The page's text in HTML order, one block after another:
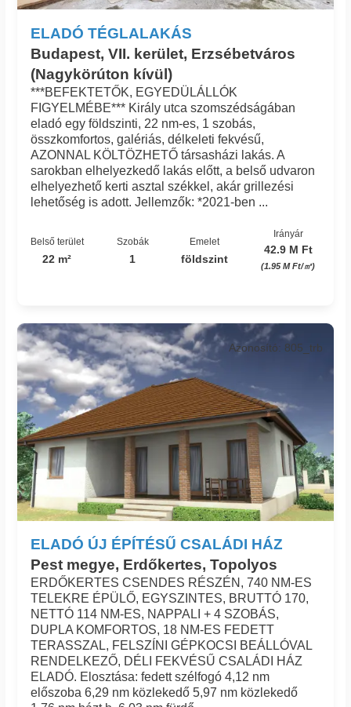
ELADÓ TÉGLALAKÁS
Budapest, VII. kerület, Erzsébetváros
(Nagykörúton kívül)
***BEFEKTETŐK, EGYEDÜLÁLLÓK
FIGYELMÉBE*** Király utca szomszédságában
eladó egy földszinti, 22 nm-es, 1 szobás,
összkomfortos, galériás, délkeleti fekvésű,
AZONNAL KÖLTÖZHETŐ társasházi lakás. A
sarokban elhelyezkedő lakás előtt, a belső udvaron
elhelyezhető kerti asztal székkel, akár grillezési
lehetőség is adott. Jellemzők: *2021-ben ...
Belső terület
22 m²
Szobák
1
Emelet
földszint
Irányár
42.9 M Ft
(1.95 M Ft/㎡)
ELADÓ ÚJ ÉPÍTÉSŰ CSALÁDI HÁZ
Pest megye, Erdőkertes, Topolyos
Azonosító: 805_trb
ERDŐKERTES CSENDES RÉSZÉN, 740 NM-ES
TELEKRE ÉPÜLŐ, EGYSZINTES, BRUTTÓ 170,
NETTÓ 114 NM-ES, NAPPALI + 4 SZOBÁS,
DUPLA KOMFORTOS, 18 NM-ES FEDETT
TERASSZAL, FELSZÍNI GÉPKOCSI BEÁLLÓVAL
RENDELKEZŐ, DÉLI FEKVÉSŰ CSALÁDI HÁZ
ELADÓ. Elosztása: fedett szélfogó 4,12 nm
előszoba 6,29 nm közlekedő 5,97 nm közlekedő